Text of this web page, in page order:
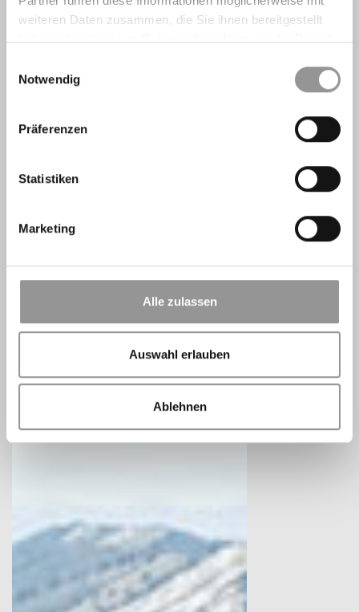
weiteren Daten zusammen, die Sie ihnen bereitgestellt
haben oder die sie im Rahmen Ihrer Nutzung der Dienste
Notwendig
Präferenzen
Statistiken
Marketing
Alle zulassen
Auswahl erlauben
Ablehnen